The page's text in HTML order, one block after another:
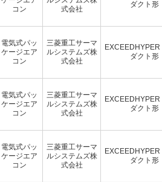
コン
式会社
ダクト形
電気式パッ
ケージエア
コン
三菱重工サーマ
ルシステムズ株
式会社
EXCEEDHYPER
ダクト形
電気式パッ
ケージエア
コン
三菱重工サーマ
ルシステムズ株
式会社
EXCEEDHYPER
ダクト形
電気式パッ
ケージエア
コン
三菱重工サーマ
ルシステムズ株
式会社
EXCEEDHYPER
ダクト形